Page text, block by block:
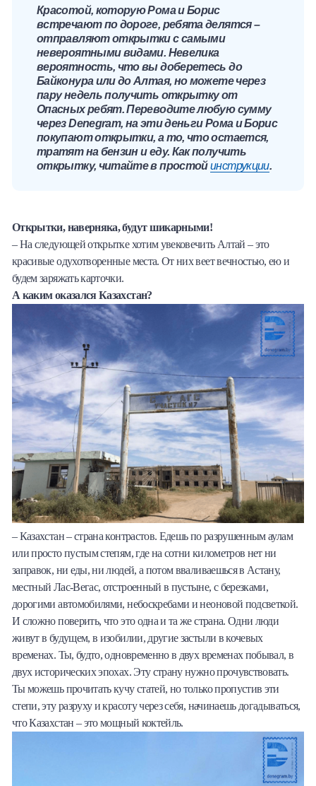
Красотой, которую Рома и Борис
встречают по дороге, ребята делятся –
отправляют открытки с самыми
невероятными видами. Невелика
вероятность, что вы доберетесь до
Байконура или до Алтая, но можете через
пару недель получить открытку от
Опасных ребят. Переводите любую сумму
через Denegram, на эти деньги Рома и Борис
покупают открытки, а то, что остается,
тратят на бензин и еду. Как получить
открытку, читайте в простойинструкции.
Открытки, наверняка, будут шикарными!
– На следующей открытке хотим увековечить Алтай – это
красивые одухотворенные места. От них веет вечностью, ею и
будем заряжать карточки.
А каким оказался Казахстан?
– Казахстан – страна контрастов. Едешь по разрушенным аулам
или просто пустым степям, где на сотни километров нет ни
заправок, ни еды, ни людей, а потом вваливаешься в Астану,
местный Лас-Вегас, отстроенный в пустыне, с березками,
дорогими автомобилями, небоскребами и неоновой подсветкой.
И сложно поверить, что это одна и та же страна. Одни люди
живут в будущем, в изобилии, другие застыли в кочевых
временах. Ты, будто, одновременно в двух временах побывал, в
двух исторических эпохах. Эту страну нужно прочувствовать.
Ты можешь прочитать кучу статей, но только пропустив эти
степи, эту разруху и красоту через себя, начинаешь догадываться,
что Казахстан – это мощный коктейль.